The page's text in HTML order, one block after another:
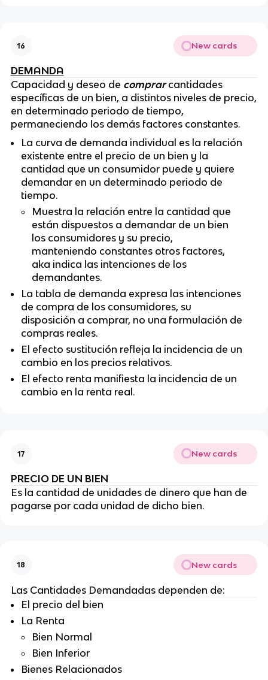
16 New cards
DEMANDA
Capacidad y deseo de comprarcantidades
específicas de un bien, a distintos niveles de precio,
en determinado periodo de tiempo,
permaneciendo los demás factores constantes.
La curva de demanda individual es la relación
existente entre el precio de un bien y la
cantidad que un consumidor puede y quiere
demandar en un determinado periodo de
tiempo.
Muestra la relación entre la cantidad que
están dispuestos a demandar de un bien
los consumidores y su precio,
manteniendo constantes otros factores,
aka indica las intenciones de los
demandantes.
La tabla de demanda expresa las intenciones
de compra de los consumidores, su
disposición a comprar, no una formulación de
compras reales.
El efecto sustitución refleja la incidencia de un
cambio en los precios relativos.
El efecto renta manifiesta la incidencia de un
cambio en la renta real.
17 New cards
PRECIO DE UN BIEN
Es la cantidad de unidades de dinero que han de
pagarse por cada unidad de dicho bien.
18 New cards
Las Cantidades Demandadas dependen de:
El precio del bien
La Renta
Bien Normal
Bien Inferior
Bienes Relacionados